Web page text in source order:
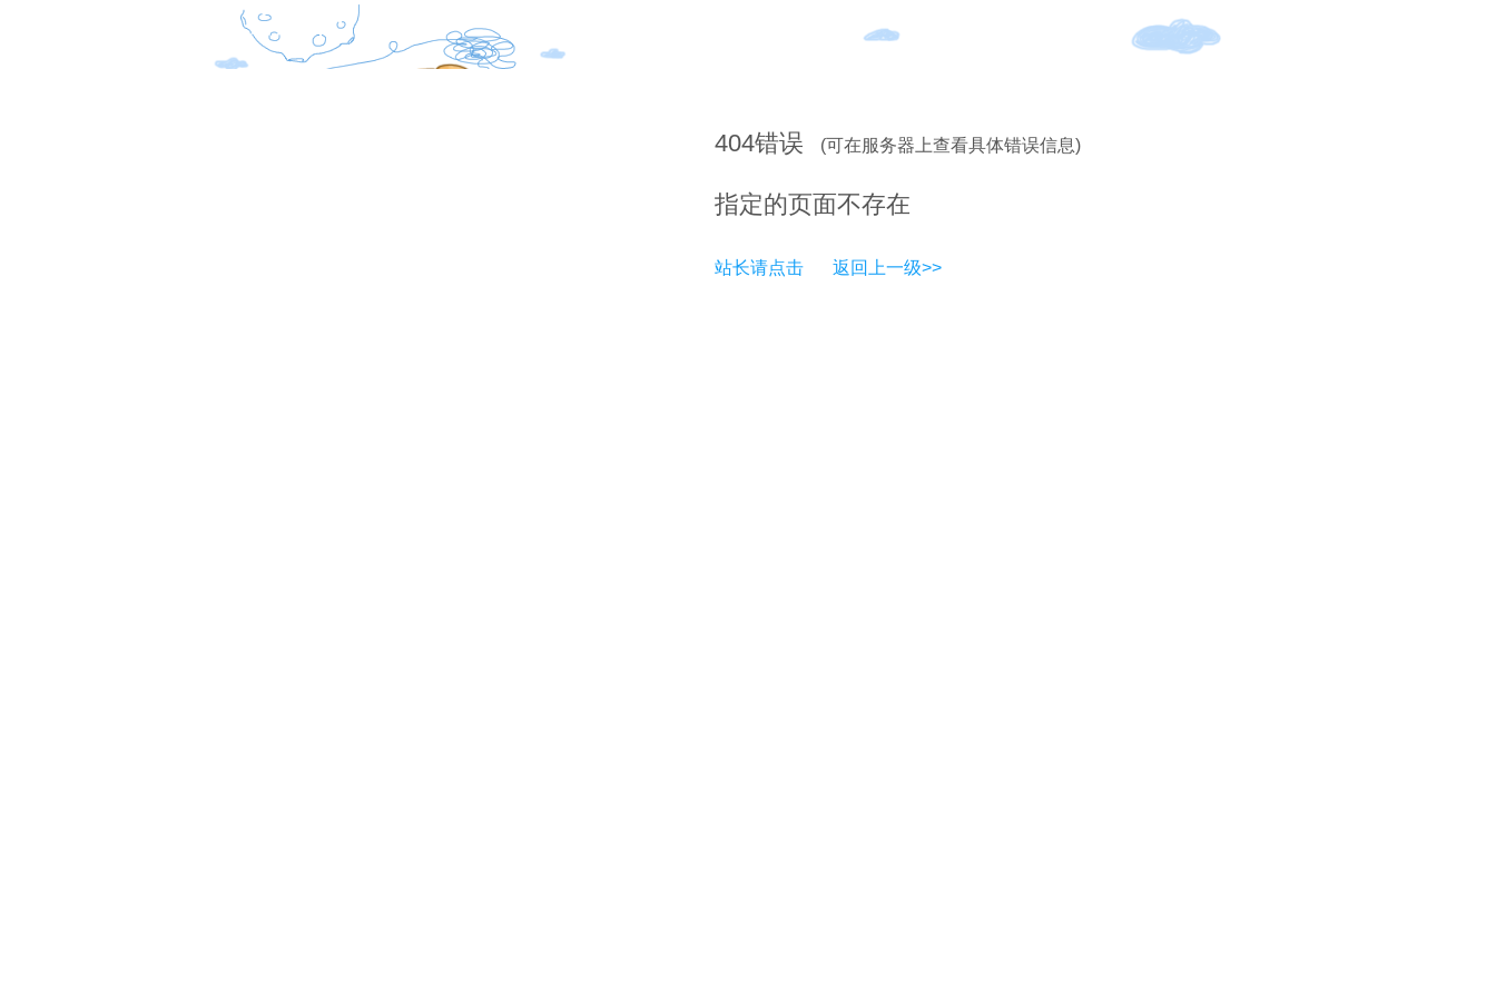
404错误 (可在服务器上查看具体错误信息)
指定的页面不存在
站长请点击 返回上一级>>